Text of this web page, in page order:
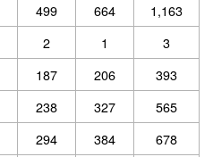
499 664
1,163
2 1
3
187 206
393
238 327
565
294 384
678